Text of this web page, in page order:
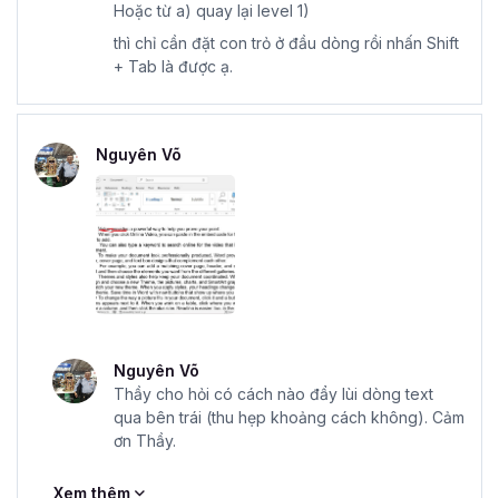
Hoặc từ a) quay lại level 1)
thì chỉ cần đặt con trỏ ở đầu dòng rồi nhấn Shift
+ Tab là được ạ.
Nguyên Võ
Nguyên Võ
Thầy cho hỏi có cách nào đẩy lùi dòng text
qua bên trái (thu hẹp khoảng cách không). Cảm
ơn Thầy.
Xem thêm